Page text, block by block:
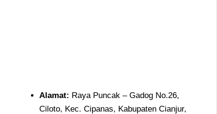
Alamat: Raya Puncak – Gadog No.26,
Ciloto, Kec. Cipanas, Kabupaten Cianjur,